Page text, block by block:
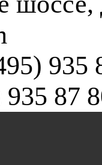
935
87